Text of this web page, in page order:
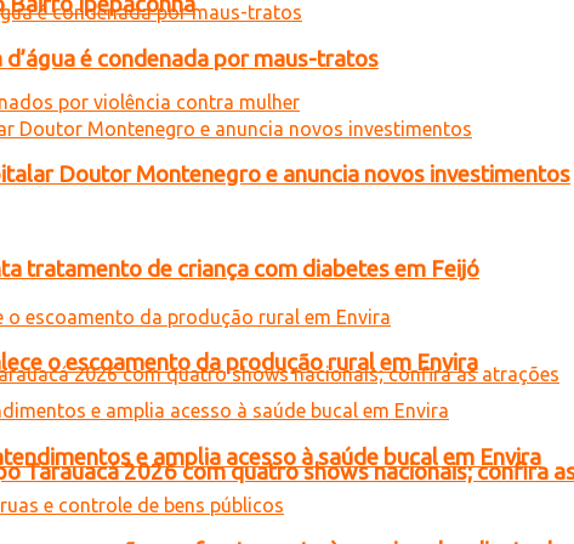
Tarauacá 2026 com quatro shows nacionais; confira
é condenada por maus-tratos
Doutor Montenegro e anuncia novos investimentos
tratamento de criança com diabetes em Feijó
o escoamento da produção rural em Envira
e amplia acesso à saúde bucal em Envira